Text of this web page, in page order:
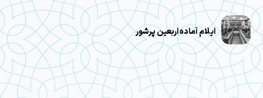
ایلام آماده اربعین پرشور